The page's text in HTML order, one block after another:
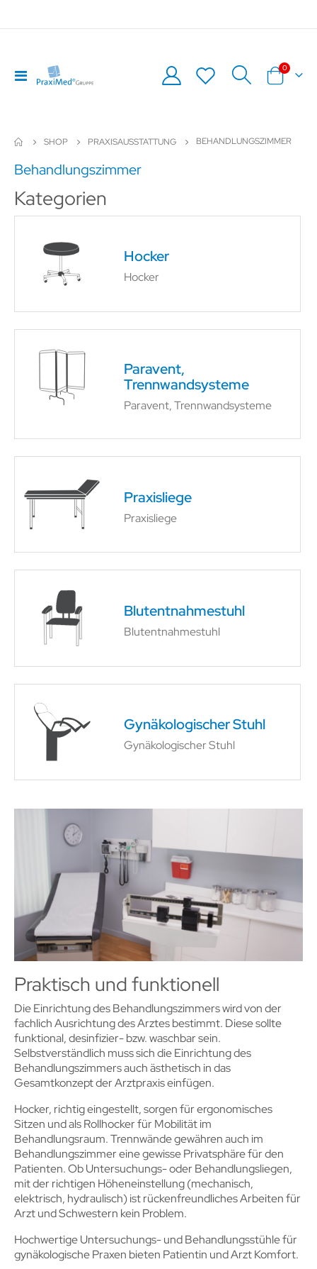
Navigation
umschalten
Warenkorb
0Artikel
SHOP PRAXISAUSSTATTUNG BEHANDLUNGSZIMMER
Behandlungszimmer
Kategorien
Hocker
Hocker
Paravent,
Trennwandsysteme
Paravent, Trennwandsysteme
Praxisliege
Praxisliege
Blutentnahmestuhl
Blutentnahmestuhl
Gynäkologischer Stuhl
Gynäkologischer Stuhl
Praktisch und funktionell
Die Einrichtung des Behandlungszimmers wird von der
fachlich Ausrichtung des Arztes bestimmt. Diese sollte
funktional, desinfizier- bzw. waschbar sein.
Selbstverständlich muss sich die Einrichtung des
Behandlungszimmers auch ästhetisch in das
Gesamtkonzept der Arztpraxis einfügen.
Hocker, richtig eingestellt, sorgen für ergonomisches
Sitzen und als Rollhocker für Mobilität im
Behandlungsraum. Trennwände gewähren auch im
Behandlungszimmer eine gewisse Privatsphäre für den
Patienten. Ob Untersuchungs- oder Behandlungsliegen,
mit der richtigen Höheneinstellung (mechanisch,
elektrisch, hydraulisch) ist rückenfreundliches Arbeiten für
Arzt und Schwestern kein Problem.
Hochwertige Untersuchungs- und Behandlungsstühle für
gynäkologische Praxen bieten Patientin und Arzt Komfort.